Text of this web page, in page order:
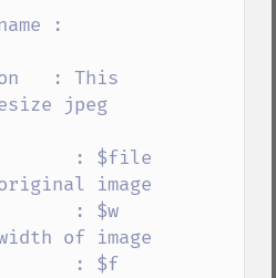
jpeg
image
of image